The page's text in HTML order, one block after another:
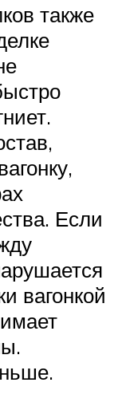
также
Если
вагонкой